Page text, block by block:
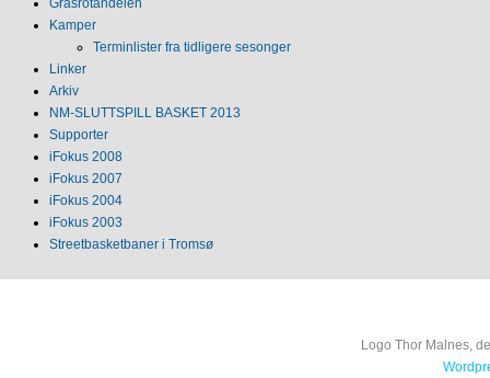
Kamper
Terminlister fra tidligere sesonger
Linker
Arkiv
NM‐SLUTTSPILL BASKET 2013
Supporter
iFokus 2008
iFokus 2007
iFokus 2004
iFokus 2003
Streetbasketbaner i Tromsø
Logo Thor Malnes,